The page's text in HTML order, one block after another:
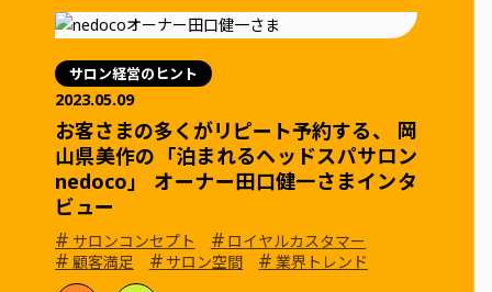
サロン経営のヒント
2023.05.09
お客さまの多くがリピート予約する、 岡
⼭県美作の「泊まれるヘッドスパサロン
nedoco」 オーナー⽥⼝健⼀さまインタ
ビュー
# サロンコンセプト # ロイヤルカスタマー
# 顧客満足 # サロン空間 # 業界トレンド